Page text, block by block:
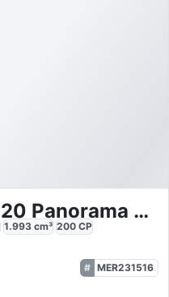
Mercedes-Benz E 220 Panorama AMG Line LED Night
1.993 cm³ 200 CP
MER231516